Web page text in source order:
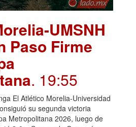
UMSNH
Paso Firme
. 19:55
El Atlético Morelia-Universidad
su segunda victoria
Metropolitana 2026, luego de